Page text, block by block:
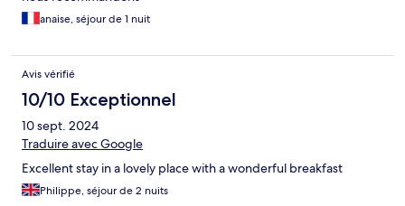
anaise, séjour de 1 nuit
Avis vérifié
10/10 Exceptionnel
10 sept. 2024
Traduire avec Google
Excellent stay in a lovely place with a wonderful breakfast
Philippe, séjour de 2 nuits